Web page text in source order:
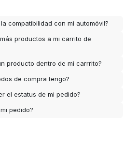
compatibilidad con mi automóvil?
productos a mi carrito de
producto dentro de mi carrrito?
de compra tengo?
el estatus de mi pedido?
pedido?